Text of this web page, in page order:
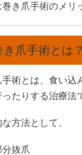
巻き爪手術のメリ
き爪手術とは？
手術とは、食い込
たりする治療法
方法として、
分抜爪